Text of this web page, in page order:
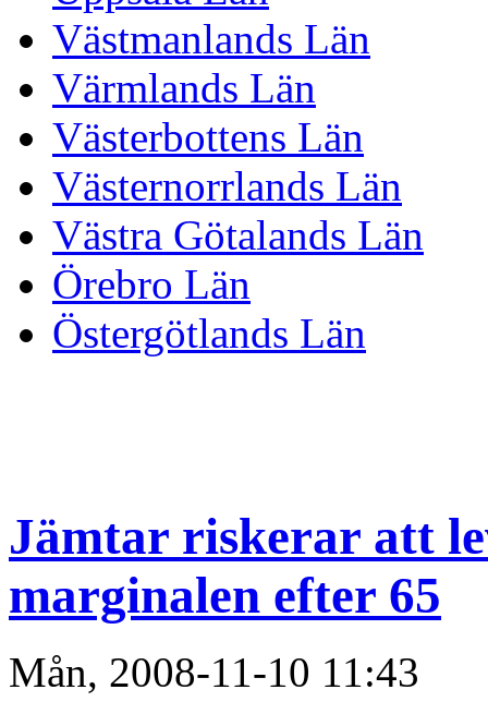
Västmanlands Län
Värmlands Län
Västerbottens Län
Västernorrlands Län
Västra Götalands Län
Örebro Län
Östergötlands Län
Jämtar riskerar att
marginalen efter 65
Mån, 2008-11-10 11:43